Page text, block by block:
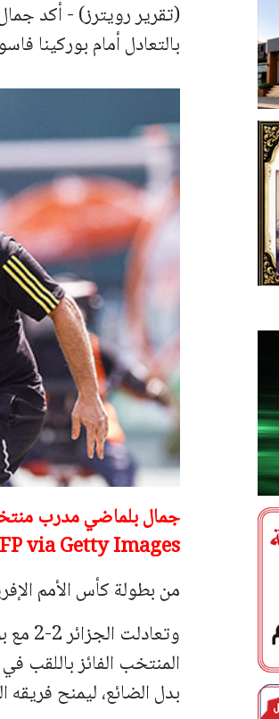
(تقرير رويترز) - أكد
بالتعادل أمام بوركينا
via Getty Images)
من بطولة كأس الأمم
بدل الضائع، ليمنح فريقه